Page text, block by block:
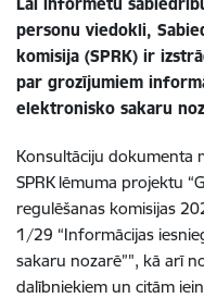
personu viedokli,
komisija (SPRK) ir
par grozījumiem
elektronisko sakaru
Konsultāciju dokumenta
SPRK lēmuma projektu
regulēšanas komisijas
1/29 “Informācijas
sakaru nozarē”", kā arī
dalībniekiem un citām